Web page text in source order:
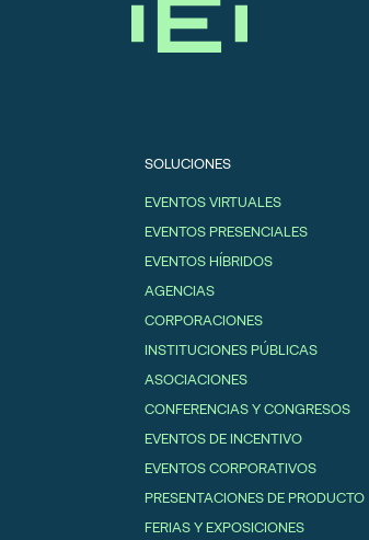
SOLUCIONES
EVENTOS VIRTUALES
EVENTOS PRESENCIALES
EVENTOS HÍBRIDOS
AGENCIAS
CORPORACIONES
INSTITUCIONES PÚBLICAS
ASOCIACIONES
CONFERENCIAS Y CONGRESOS
EVENTOS DE INCENTIVO
EVENTOS CORPORATIVOS
PRESENTACIONES DE PRODUCTO
FERIAS Y EXPOSICIONES